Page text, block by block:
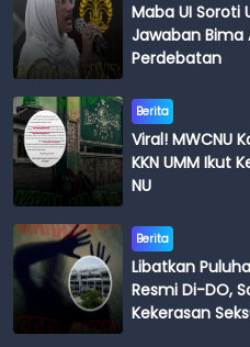
Maba UI Soroti
Jawaban Bima
Perdebatan
Berita
Viral! MWCNU
KKN UMM Ikut
NU
Berita
Libatkan
Resmi Di-DO,
Kekerasan